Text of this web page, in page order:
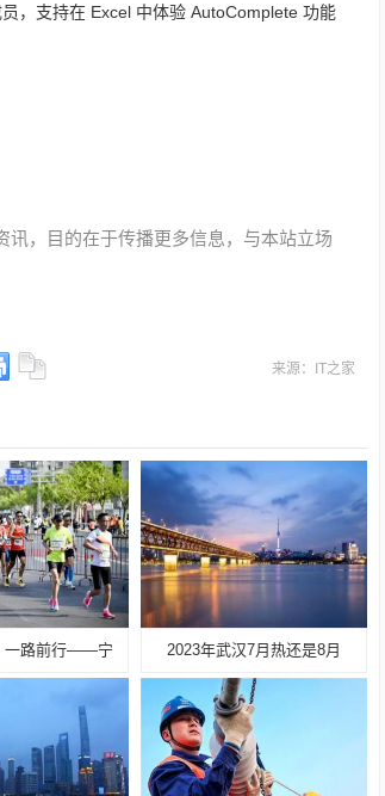
，支持在 Excel 中体验 AutoComplete 功能
，目的在于传播更多信息，与本站立场
来源：IT之家
一路前行——宁 2023年武汉7月热还是8月